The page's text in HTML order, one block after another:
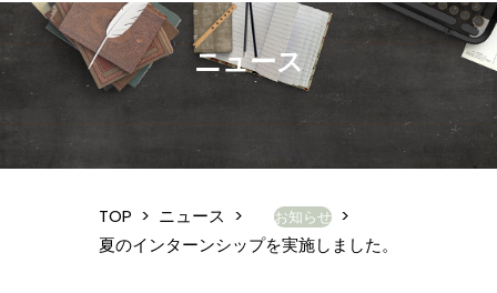
ニュース
TOP > ニュース > お知らせ >
夏のインターンシップを実施しました。